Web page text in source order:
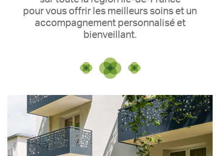
pour vous offrir les meilleurs soins et un
accompagnement personnalisé et
bienveillant.